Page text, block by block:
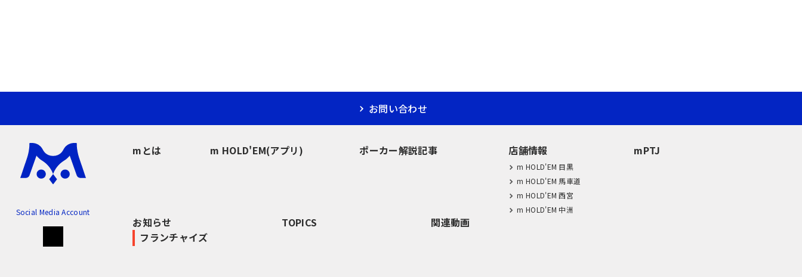
お問い合わせ
Social Media Account
mとは m HOLD'EM(アプリ) ポーカー解説記事 店舗情報
m HOLD'EM 目黒
m HOLD'EM 馬車道
m HOLD'EM 西宮
m HOLD'EM 中洲
mPTJ
お知らせ TOPICS
関連動画
フランチャイズ